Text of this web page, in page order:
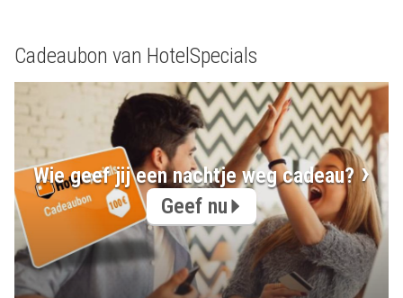
Cadeaubon van HotelSpecials
Wie geef jij een nachtje weg cadeau?
Geef nu